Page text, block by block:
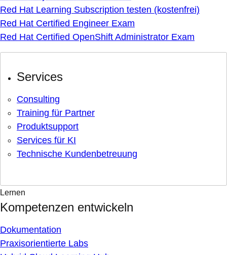
Red Hat Learning Subscription testen (kostenfrei)
Red Hat Certified Engineer Exam
Red Hat Certified OpenShift Administrator Exam
Services
Consulting
Training für Partner
Produktsupport
Services für KI
Technische Kundenbetreuung
Lernen
Kompetenzen entwickeln
Dokumentation
Praxisorientierte Labs